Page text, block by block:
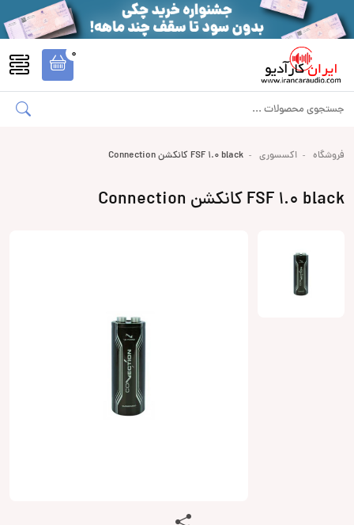
0
فروشگاه اکسسوری FSF 1.0 black کانکشن Connection
FSF 1.0 black کانکشن Connection